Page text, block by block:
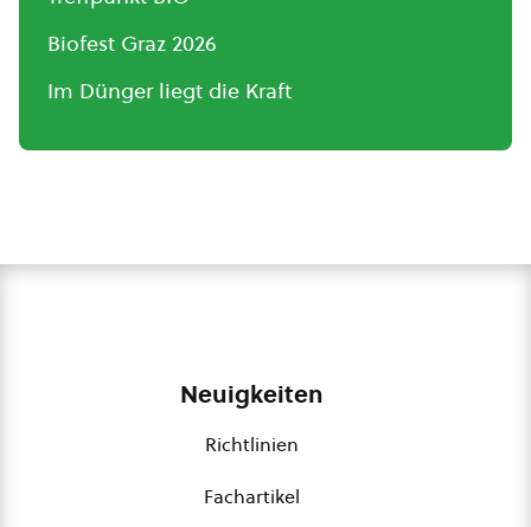
Biofest Graz 2026
Im Dünger liegt die Kraft
Neuigkeiten
Richtlinien
Fachartikel